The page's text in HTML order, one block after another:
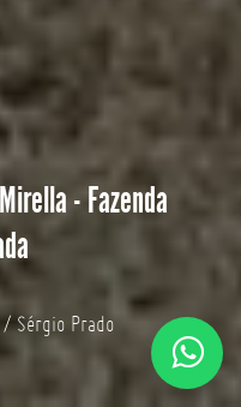
- Fazenda
Sérgio Prado